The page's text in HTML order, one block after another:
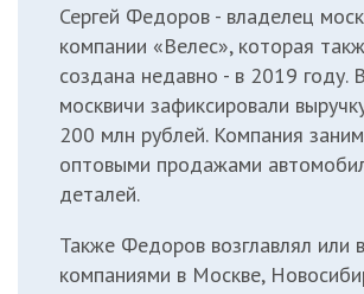
Сергей Федоров - владелец
компании «Велес», которая
создана недавно - в 2019 году.
москвичи зафиксировали
200 млн рублей. Компания
оптовыми продажами
деталей.
Также Федоров возглавлял или
компаниями в Москве,